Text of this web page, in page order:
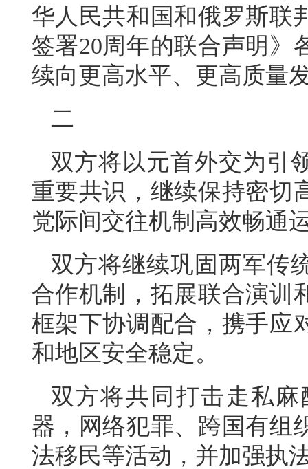
华人民共和国和俄罗斯联
签署20周年的联合声明》
续向更高水平、更高质量
二
双方将以元首外交为引
重要共识，继续保持密切
党际间交往机制高效畅通
双方将继续巩固两军传
合作机制，拓展联合演训
框架下协调配合，携手应
和地区安全稳定。
双方将共同打击走私
器，网络犯罪、跨国有组
法移民等活动，并加强执